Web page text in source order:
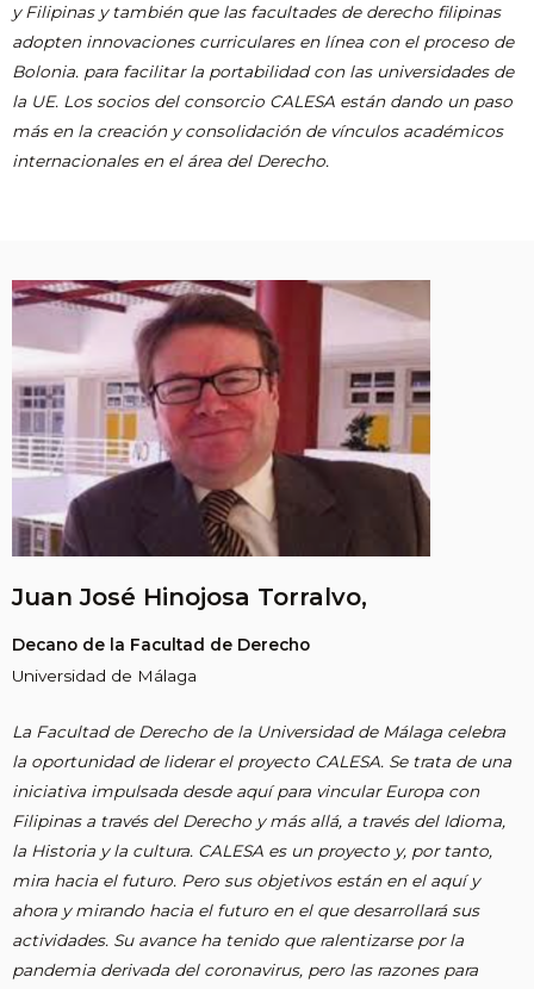
y Filipinas y también que las facultades de derecho filipinas
adopten innovaciones curriculares en línea con el proceso de
Bolonia. para facilitar la portabilidad con las universidades de
la UE. Los socios del consorcio CALESA están dando un paso
más en la creación y consolidación de vínculos académicos
internacionales en el área del Derecho.
Juan José Hinojosa Torralvo,
Decano de la Facultad de Derecho
Universidad de Málaga
La Facultad de Derecho de la Universidad de Málaga celebra
la oportunidad de liderar el proyecto CALESA. Se trata de una
iniciativa impulsada desde aquí para vincular Europa con
Filipinas a través del Derecho y más allá, a través del Idioma,
la Historia y la cultura. CALESA es un proyecto y, por tanto,
mira hacia el futuro. Pero sus objetivos están en el aquí y
ahora y mirando hacia el futuro en el que desarrollará sus
actividades. Su avance ha tenido que ralentizarse por la
pandemia derivada del coronavirus, pero las razones para